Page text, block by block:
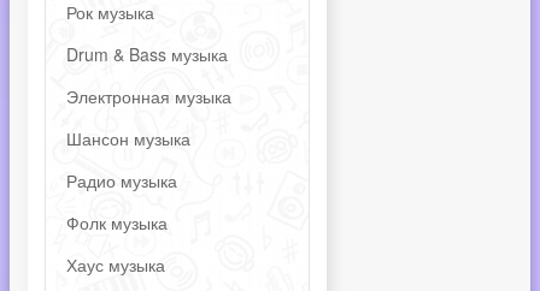
Рок музыка
Drum & Bass музыка
Электронная музыка
Шансон музыка
Радио музыка
Фолк музыка
Хаус музыка